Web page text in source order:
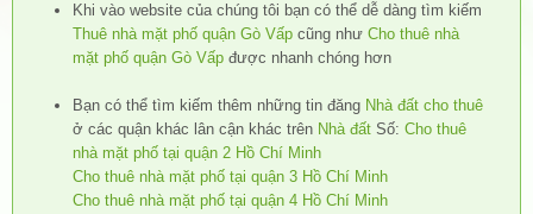
Khi vào website của chúng tôi bạn có thể dễ dàng tìm kiếm
Thuê nhà mặt phố quận Gò Vấp cũng như Cho thuê nhà
mặt phố quận Gò Vấp được nhanh chóng hơn
Bạn có thể tìm kiếm thêm những tin đăng Nhà đất cho thuê
ở các quận khác lân cận khác trên Nhà đất Số: Cho thuê
nhà mặt phố tại quận 2 Hồ Chí Minh
Cho thuê nhà mặt phố tại quận 3 Hồ Chí Minh
Cho thuê nhà mặt phố tại quận 4 Hồ Chí Minh